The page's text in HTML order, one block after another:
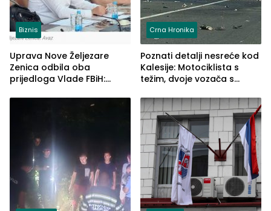
Biznis
Uprava Nove Željezare
Zenica odbila oba
prijedloga Vlade FBiH:
rješenje
Crna Hronika
Poznati detalji nesreće kod
Kalesije: Motociklista s
težim, dvoje vozača s